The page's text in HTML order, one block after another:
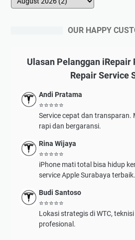
OUR HAPPY
Ulasan Pelanggan
Repair Service
Andi Pratama
⭐⭐⭐⭐⭐
Service cepat dan transparan.
rapi dan bergaransi.
Rina Wijaya
⭐⭐⭐⭐⭐
iPhone mati total bisa hidup
service Apple Surabaya terbaik.
Budi Santoso
⭐⭐⭐⭐⭐
Lokasi strategis di WTC,
profesional.